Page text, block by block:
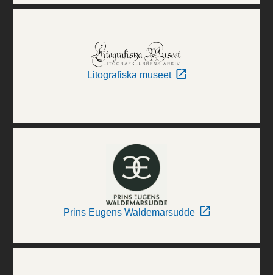
Litografiska museet
Prins Eugens Waldemarsudde